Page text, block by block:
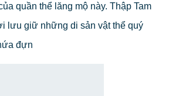
quần thể lăng mộ này. Thập Tam
lưu giữ những di sản vật thể quý
đựn